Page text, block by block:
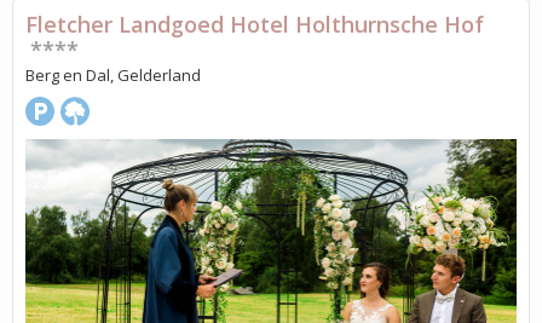
Fletcher Landgoed Hotel Holthurnsche Hof
****
Berg en Dal, Gelderland